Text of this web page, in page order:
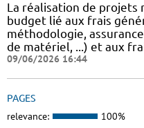
La réalisation de projets
budget lié aux frais
méthodologie,
de matériel, ...) et aux
09/06/2026 16:44
PAGES
relevance: 100%